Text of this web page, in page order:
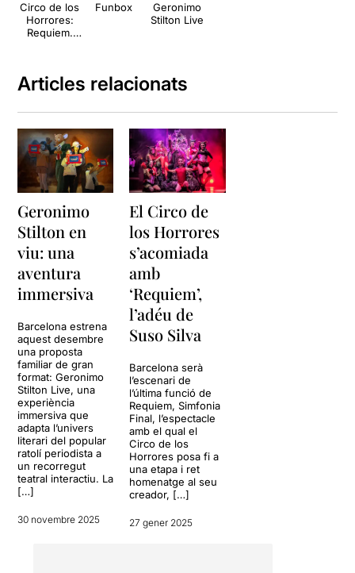
Circo de los
Horrores:
Requiem.
Funbox
Geronimo
Stilton Live
Articles relacionats
Geronimo
Stilton en
viu: una
aventura
immersiva
Barcelona estrena
aquest desembre
una proposta
familiar de gran
format: Geronimo
Stilton Live, una
experiència
immersiva que
adapta l’univers
literari del popular
ratolí periodista a
un recorregut
teatral interactiu. La
[…]
30 novembre 2025
El Circo de
los Horrores
s’acomiada
amb
‘Requiem’,
l’adéu de
Suso Silva
Barcelona serà
l’escenari de
l’última funció de
Requiem, Simfonia
Final, l’espectacle
amb el qual el
Circo de los
Horrores posa fi a
una etapa i ret
homenatge al seu
creador, […]
27 gener 2025